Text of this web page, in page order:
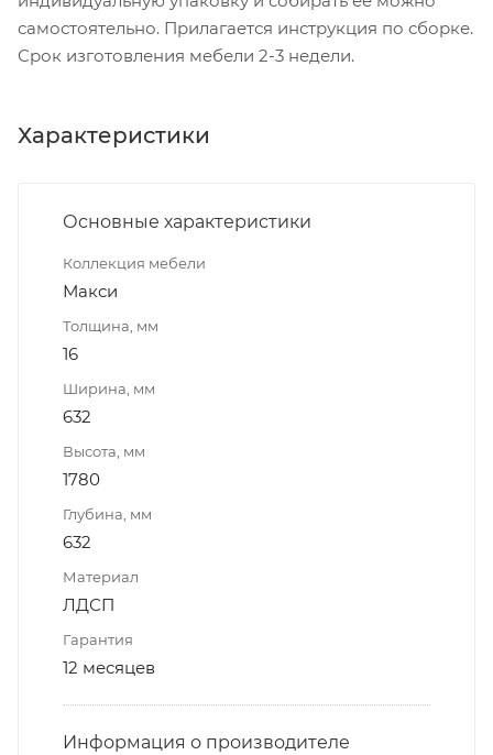
самостоятельно. Прилагается инструкция по сборке.
Срок изготовления мебели 2-3 недели.
Характеристики
Основные характеристики
Коллекция мебели
Макси
Толщина, мм
16
Ширина, мм
632
Высота, мм
1780
Глубина, мм
632
Материал
ЛДСП
Гарантия
12 месяцев
Информация о производителе